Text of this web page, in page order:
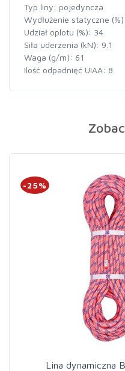
Typ liny: pojedyncza
Wydłużenie statyczne
Udział oplotu (%): 34
Siła uderzenia (kN): 9.1
Waga (g/m): 61
Ilość odpadnięć UIAA: 8
-25%
Lina dynamiczna